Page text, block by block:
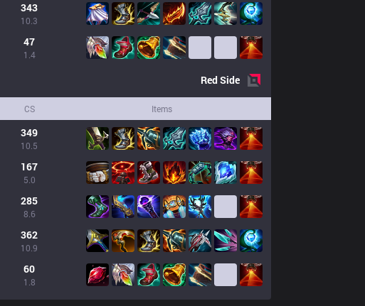
343
10.3
47
1.4
RedSide
CS Items
349
10.5
167
5.0
285
8.6
362
10.9
60
1.8